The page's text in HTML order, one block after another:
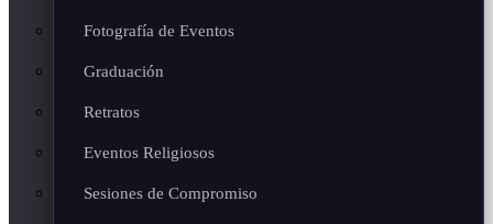
Fotografía de Eventos
Graduación
Retratos
Eventos Religiosos
Sesiones de Compromiso